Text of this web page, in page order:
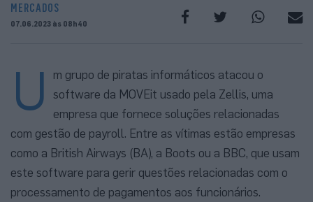
MERCADOS
07.06.2023 às 08h40
U
m grupo de piratas informáticos atacou o
software da MOVEit usado pela Zellis, uma
empresa que fornece soluções relacionadas
com gestão de payroll. Entre as vítimas estão empresas
como a British Airways (BA), a Boots ou a BBC, que usam
este software para gerir questões relacionadas com o
processamento de pagamentos aos funcionários.